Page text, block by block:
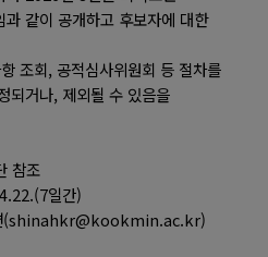
같이 공개하고 후보자에 대한
조회, 공적심사위원회 등 절차를
되거나, 제외될 수 있음을
참조
일간)
(shinahkr@kookmin.ac.kr)